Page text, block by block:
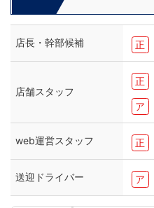
店長・幹部候補 正
店舗スタッフ
正
ア
web運営スタッフ 正
送迎ドライバー ア